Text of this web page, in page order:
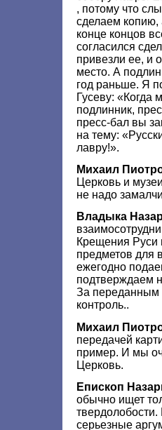
, потому что
сделаем копию,
конце концов
согласился
привезли ее, и
место. А
год раньше. Я
Гусеву: «Когда
подлинник,
пресс-бал вы
на тему:
лавру!».
Михаил
Церковь и
не надо
Владыка
Крещения Руси
предметов для
ежегодно
подтверждаем
За переданным
контроль..
Михаил
передачей
пример. И мы
Церковь.
Епископ
обычно ищет
твердолобости.
серьезные